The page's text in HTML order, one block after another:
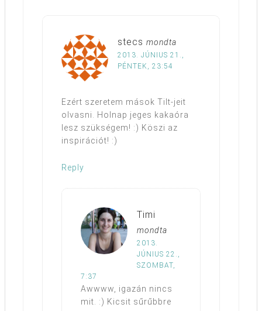
stecs mondta
2013. JÚNIUS 21.,
PÉNTEK, 23:54
Ezért szeretem mások Tilt-jeit
olvasni. Holnap jeges kakaóra
lesz szükségem! :) Köszi az
inspirációt! :)
Reply
Timi
mondta
2013.
JÚNIUS 22.,
SZOMBAT,
7:37
Awwww, igazán nincs
mit. :) Kicsit sűrűbbre